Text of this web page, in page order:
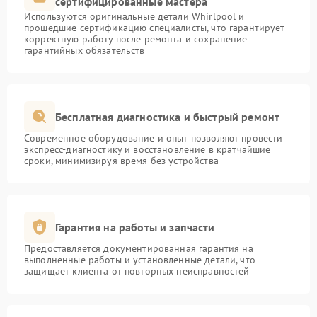
Используются оригинальные детали Whirlpool и
прошедшие сертификацию специалисты, что гарантирует
корректную работу после ремонта и сохранение
гарантийных обязательств
Бесплатная диагностика и быстрый ремонт
Современное оборудование и опыт позволяют провести
экспресс-диагностику и восстановление в кратчайшие
сроки, минимизируя время без устройства
Гарантия на работы и запчасти
Предоставляется документированная гарантия на
выполненные работы и установленные детали, что
защищает клиента от повторных неисправностей